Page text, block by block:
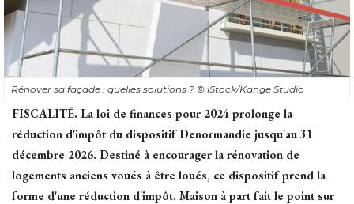
Rénover sa façade : quelles solutions ? © iStock/Kange Studio
FISCALITÉ. La loi de finances pour 2024 prolonge la
réduction d'impôt du dispositif Denormandie jusqu'au 31
décembre 2026. Destiné à encourager la rénovation de
logements anciens voués à être loués, ce dispositif prend la
forme d'une réduction d'impôt. Maison à part fait le point sur